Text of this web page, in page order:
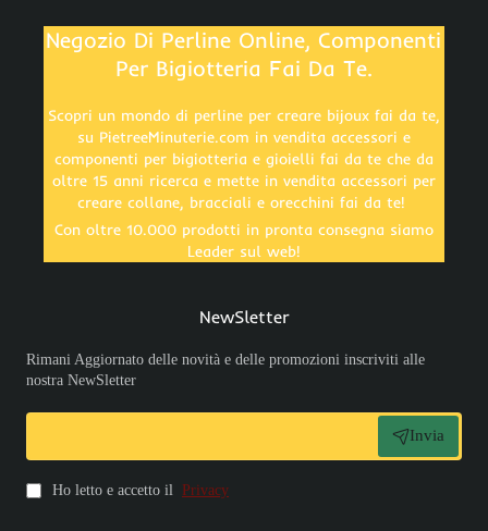
Negozio Di Perline Online, Componenti
Per Bigiotteria Fai Da Te.
Scopri un mondo di perline per creare bijoux fai da te,
su PietreeMinuterie.com in vendita accessori e
componenti per bigiotteria e gioielli fai da te che da
oltre 15 anni ricerca e mette in vendita accessori per
creare collane, bracciali e orecchini fai da te!
Con oltre 10.000 prodotti in pronta consegna siamo
Leader sul web!
NewSletter
Rimani Aggiornato delle novità e delle promozioni inscriviti alle
nostra NewSletter
Invia
Ho letto e accetto il Privacy